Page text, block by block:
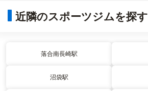
近隣のスポーツジムを探す
落合南長崎駅
沼袋駅